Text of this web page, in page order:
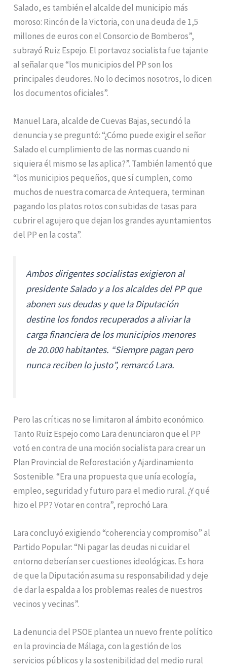
Salado, es también el alcalde del municipio más
moroso: Rincón de la Victoria, con una deuda de 1,5
millones de euros con el Consorcio de Bomberos”,
subrayó Ruiz Espejo. El portavoz socialista fue tajante
al señalar que “los municipios del PP son los
principales deudores. No lo decimos nosotros, lo dicen
los documentos oficiales”.
Manuel Lara, alcalde de Cuevas Bajas, secundó la
denuncia y se preguntó: “¿Cómo puede exigir el señor
Salado el cumplimiento de las normas cuando ni
siquiera él mismo se las aplica?”. También lamentó que
“los municipios pequeños, que sí cumplen, como
muchos de nuestra comarca de Antequera, terminan
pagando los platos rotos con subidas de tasas para
cubrir el agujero que dejan los grandes ayuntamientos
del PP en la costa”.
Ambos dirigentes socialistas exigieron al
presidente Salado y a los alcaldes del PP que
abonen sus deudas y que la Diputación
destine los fondos recuperados a aliviar la
carga financiera de los municipios menores
de 20.000 habitantes. “Siempre pagan pero
nunca reciben lo justo”, remarcó Lara.
Pero las críticas no se limitaron al ámbito económico.
Tanto Ruiz Espejo como Lara denunciaron que el PP
votó en contra de una moción socialista para crear un
Plan Provincial de Reforestación y Ajardinamiento
Sostenible. “Era una propuesta que unía ecología,
empleo, seguridad y futuro para el medio rural. ¿Y qué
hizo el PP? Votar en contra”, reprochó Lara.
Lara concluyó exigiendo “coherencia y compromiso” al
Partido Popular: “Ni pagar las deudas ni cuidar el
entorno deberían ser cuestiones ideológicas. Es hora
de que la Diputación asuma su responsabilidad y deje
de dar la espalda a los problemas reales de nuestros
vecinos y vecinas”.
La denuncia del PSOE plantea un nuevo frente político
en la provincia de Málaga, con la gestión de los
servicios públicos y la sostenibilidad del medio rural